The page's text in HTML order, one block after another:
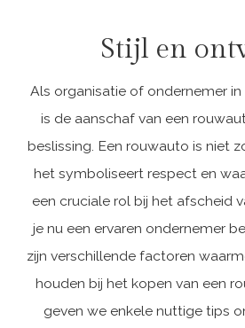
lijkwagens
aangepast
voor speciale
wensen?
De uitvaart is een van de meest
persoonlijke momenten in het
leven, en daarom willen
nabestaanden vaak dat de
Stijl en
Als organisatie of ondernemer
is de aanschaf van een
beslissing. Een rouwauto is niet
het symboliseert respect en
een cruciale rol bij het afscheid
je nu een ervaren ondernemer
zijn verschillende factoren
houden bij het kopen van een
geven we enkele nuttige tips